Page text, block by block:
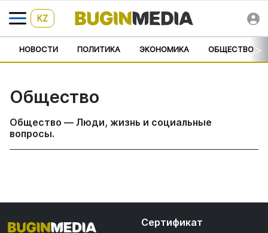
KZ
НОВОСТИ ПОЛИТИКА ЭКОНОМИКА ОБЩЕСТВО >
Общество
Общество — Люди, жизнь и социальные
вопросы.
Сертификат